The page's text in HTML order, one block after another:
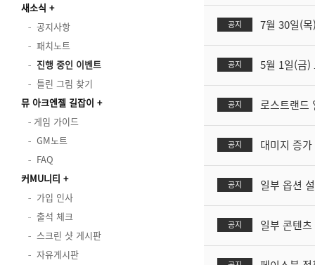
새소식
공지사항
패치노트
진행 중인 이벤트
틀린 그림 찾기
뮤 아크엔젤 길잡이
게임 가이드
GM노트
FAQ
커MU니티
가입 인사
출석 체크
스크린 샷 게시판
자유게시판
공지 7월 30일(
공지 5월 1일(금)
공지 로스트랜드
공지 대미지 증
공지 일부 옵션
공지 일부 콘텐